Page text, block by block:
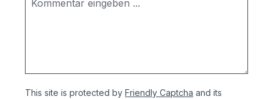
This site is protected by Friendly Captcha and its